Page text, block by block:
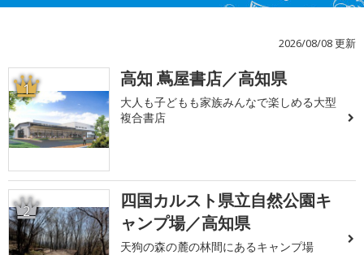
2026/08/08 更新
1 高知 蔦屋書店／高知県
大人も子どもも家族みんなで楽しめる大型
複合書店
2
四国カルスト県立自然公園キ
ャンプ場／高知県
天狗の森の麓の林間にあるキャンプ場